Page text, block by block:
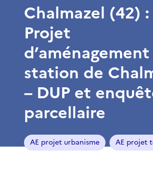
Chalmazel (42) :
Projet
station de
– DUP et
parcellaire
AE projet urbanisme AE projet